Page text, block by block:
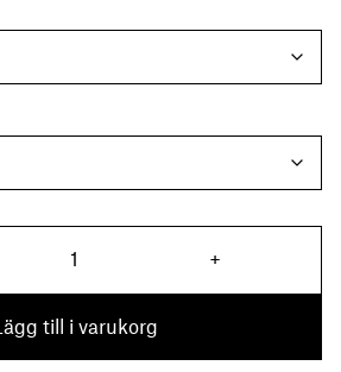
Matta Karibu mängd+
Lägg till i varukorg